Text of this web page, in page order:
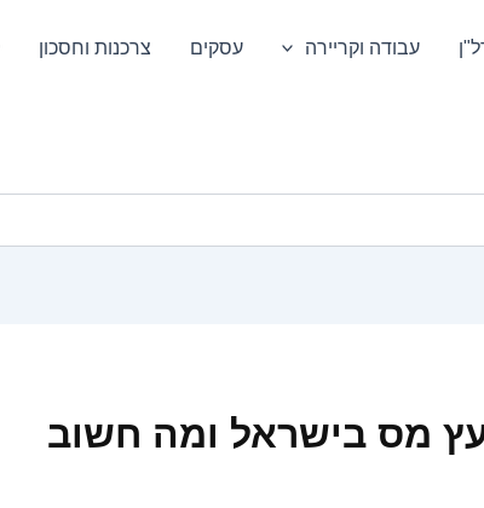
עבודה וקריירה עסקים צרכנות וחסכון
מס בישראל ומה חשוב